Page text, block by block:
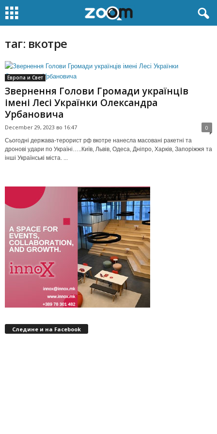
таг: вкотре
Европа и Свет
Звернення Голови Громади українців
імені Лесі Українки Олександра
Урбановича
December 29, 2023 во 16:47 0
Сьогодні держава-терорист рф вкотре нанесла масовані ракетні та
дронові удари по Україні…..Київ, Львів, Одеса, Дніпро, Харків, Запоріжжя та
інші Українські міста. ...
Следине и на Facebook